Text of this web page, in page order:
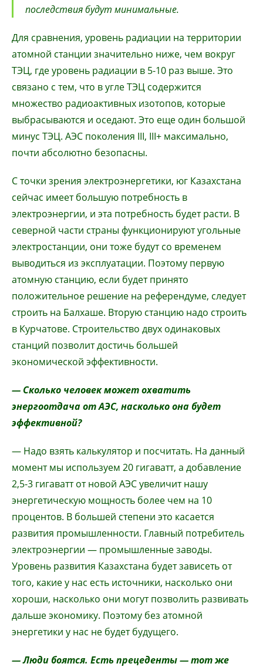
последствия будут минимальные.
Для сравнения, уровень радиации на территории
атомной станции значительно ниже, чем вокруг
ТЭЦ, где уровень радиации в 5-10 раз выше. Это
связано с тем, что в угле ТЭЦ содержится
множество радиоактивных изотопов, которые
выбрасываются и оседают. Это еще один большой
минус ТЭЦ. АЭС поколения III, III+ максимально,
почти абсолютно безопасны.
С точки зрения электроэнергетики, юг Казахстана
сейчас имеет большую потребность в
электроэнергии, и эта потребность будет расти. В
северной части страны функционируют угольные
электростанции, они тоже будут со временем
выводиться из эксплуатации. Поэтому первую
атомную станцию, если будет принято
положительное решение на референдуме, следует
строить на Балхаше. Вторую станцию надо строить
в Курчатове. Строительство двух одинаковых
станций позволит достичь большей
экономической эффективности.
— Сколько человек может охватить
энергоотдача от АЭС, насколько она будет
эффективной?
— Надо взять калькулятор и посчитать. На данный
момент мы используем 20 гигаватт, а добавление
2,5-3 гигаватт от новой АЭС увеличит нашу
энергетическую мощность более чем на 10
процентов. В большей степени это касается
развития промышленности. Главный потребитель
электроэнергии — промышленные заводы.
Уровень развития Казахстана будет зависеть от
того, какие у нас есть источники, насколько они
хороши, насколько они могут позволить развивать
дальше экономику. Поэтому без атомной
энергетики у нас не будет будущего.
— Люди боятся. Есть прецеденты — тот же